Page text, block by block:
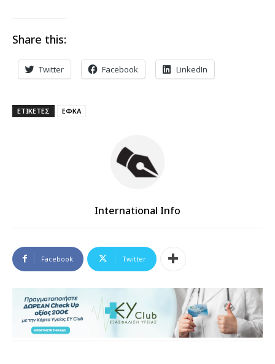
Share this:
Twitter Facebook LinkedIn
ΕΤΙΚΕΤΕΣ ΕΦΚΑ
International Info
Facebook Twitter